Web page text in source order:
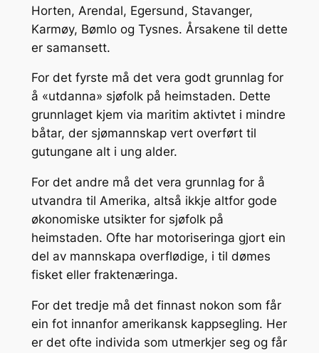
Horten, Arendal, Egersund, Stavanger,
Karmøy, Bømlo og Tysnes. Årsakene til dette
er samansett.
For det fyrste må det vera godt grunnlag for
å «utdanna» sjøfolk på heimstaden. Dette
grunnlaget kjem via maritim aktivtet i mindre
båtar, der sjømannskap vert overført til
gutungane alt i ung alder.
For det andre må det vera grunnlag for å
utvandra til Amerika, altså ikkje altfor gode
økonomiske utsikter for sjøfolk på
heimstaden. Ofte har motoriseringa gjort ein
del av mannskapa overflødige, i til dømes
fisket eller fraktenæringa.
For det tredje må det finnast nokon som får
ein fot innanfor amerikansk kappsegling. Her
er det ofte individa som utmerkjer seg og får